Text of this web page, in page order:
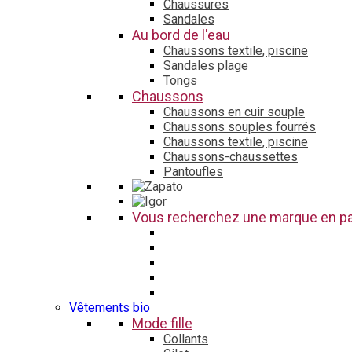
Chaussures
Sandales
Au bord de l'eau
Chaussons textile, piscine
Sandales plage
Tongs
Chaussons
Chaussons en cuir souple
Chaussons souples fourrés
Chaussons textile, piscine
Chaussons-chaussettes
Pantoufles
Vous recherchez une marque en
Vêtements bio
Mode fille
Collants